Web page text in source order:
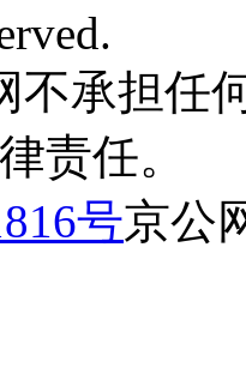
不承担任
责任。
号京公